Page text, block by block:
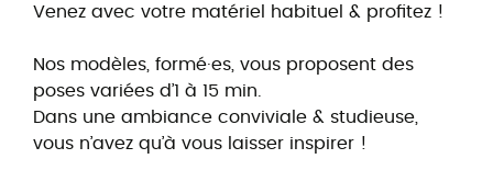
Venez avec votre matériel habituel & profitez !
Nos modèles, formé·es, vous proposent des
poses variées d’1 à 15 min.
Dans une ambiance conviviale & studieuse,
vous n’avez qu’à vous laisser inspirer !